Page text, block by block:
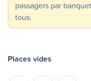
passagers par
tous.
Places vides